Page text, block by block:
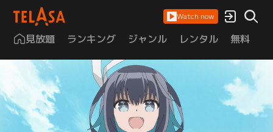
Watch now
見放題 ランキング ジャンル レンタル 無料